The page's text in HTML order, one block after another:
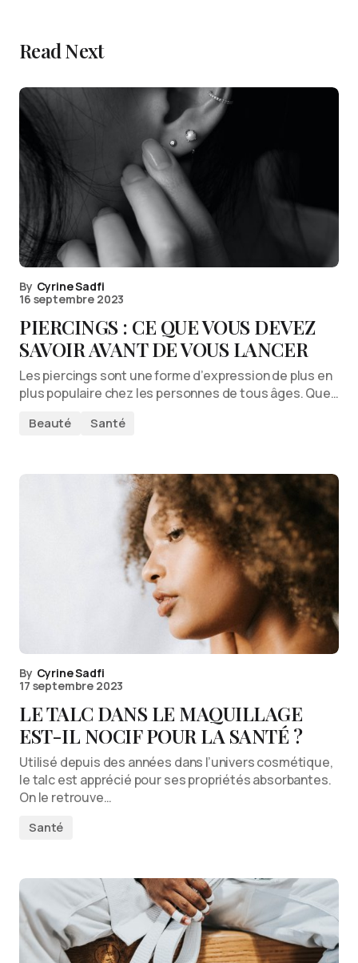
Read Next
By Cyrine Sadfi
16 septembre 2023
PIERCINGS : CE QUE VOUS DEVEZ
SAVOIR AVANT DE VOUS LANCER
Les piercings sont une forme d’expression de plus en
plus populaire chez les personnes de tous âges. Que…
Beauté Santé
By Cyrine Sadfi
17 septembre 2023
LE TALC DANS LE MAQUILLAGE
EST-IL NOCIF POUR LA SANTÉ ?
Utilisé depuis des années dans l’univers cosmétique,
le talc est apprécié pour ses propriétés absorbantes.
On le retrouve…
Santé